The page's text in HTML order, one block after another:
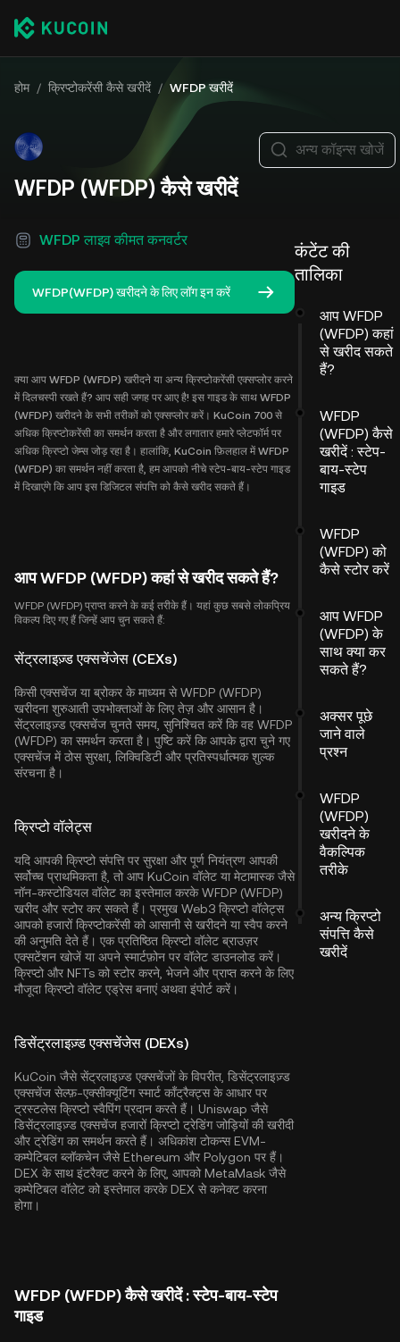
होम / क्रिप्टोकरेंसी कैसे खरीदें / WFDP खरीदें
WFDP (WFDP) कैसे खरीदें
WFDP लाइव कीमत कनवर्टर
WFDP(WFDP) खरीदने के लिए लॉग इन करें
क्या आप WFDP (WFDP) खरीदने या अन्य क्रिप्टोकरेंसी एक्सप्लोर करने
में दिलचस्पी रखते हैं? आप सही जगह पर आए है! इस गाइड के साथ WFDP
(WFDP) खरीदने के सभी तरीकों को एक्सप्लोर करें। KuCoin 700 से
अधिक क्रिप्टोकरेंसी का समर्थन करता है और लगातार हमारे प्लेटफॉर्म पर
अधिक क्रिप्टो जेम्स जोड़ रहा है। हालांकि, KuCoin फ़िलहाल में WFDP
(WFDP) का समर्थन नहीं करता है, हम आपको नीचे स्टेप-बाय-स्टेप गाइड
में दिखाएंगे कि आप इस डिजिटल संपत्ति को कैसे खरीद सकते हैं।
आप WFDP (WFDP) कहां से खरीद सकते हैं?
WFDP (WFDP) प्राप्त करने के कई तरीके हैं। यहां कुछ सबसे लोकप्रिय
विकल्प दिए गए हैं जिन्हें आप चुन सकते हैं:
सेंट्रलाइज़्ड एक्सचेंजेस (CEXs)
किसी एक्सचेंज या ब्रोकर के माध्यम से WFDP (WFDP)
खरीदना शुरुआती उपभोक्ताओं के लिए तेज़ और आसान है।
सेंट्रलाइज़्ड एक्सचेंज चुनते समय, सुनिश्चित करें कि वह WFDP
(WFDP) का समर्थन करता है। पुष्टि करें कि आपके द्वारा चुने गए
एक्सचेंज में ठोस सुरक्षा, लिक्विडिटी और प्रतिस्पर्धात्मक शुल्क
संरचना है।
क्रिप्टो वॉलेट्स
यदि आपकी क्रिप्टो संपत्ति पर सुरक्षा और पूर्ण नियंत्रण आपकी
सर्वोच्च प्राथमिकता है, तो आप KuCoin वॉलेट या मेटामास्क जैसे
नॉन-कस्टोडियल वॉलेट का इस्तेमाल करके WFDP (WFDP)
खरीद और स्टोर कर सकते हैं। प्रमुख Web3 क्रिप्टो वॉलेट्स
आपको हजारों क्रिप्टोकरेंसी को आसानी से खरीदने या स्वैप करने
की अनुमति देते हैं। एक प्रतिष्ठित क्रिप्टो वॉलेट ब्राउज़र
एक्सटेंशन खोजें या अपने स्मार्टफ़ोन पर वॉलेट डाउनलोड करें।
क्रिप्टो और NFTs को स्टोर करने, भेजने और प्राप्त करने के लिए
मौजूदा क्रिप्टो वॉलेट एड्रेस बनाएं अथवा इंपोर्ट करें।
डिसेंट्रलाइज़्ड एक्सचेंजेस (DEXs)
KuCoin जैसे सेंट्रलाइज़्ड एक्सचेंजों के विपरीत, डिसेंट्रलाइज़्ड
एक्सचेंज सेल्फ़-एक्सीक्यूटिंग स्मार्ट कॉंट्रैक्ट्स के आधार पर
ट्रस्टलेस क्रिप्टो स्वैपिंग प्रदान करते हैं। Uniswap जैसे
डिसेंट्रलाइज़्ड एक्सचेंज हजारों क्रिप्टो ट्रेडिंग जोड़ियों की खरीदी
और ट्रेडिंग का समर्थन करते हैं। अधिकांश टोकन्स EVM-
कम्पेटिबल ब्लॉकचेन जैसेEthereum और Polygon पर हैं।
DEX के साथ इंटरैक्ट करने के लिए, आपको MetaMask जैसे
कम्पेटिबल वॉलेट को इस्तेमाल करके DEX से कनेक्ट करना
होगा।
WFDP (WFDP) कैसे खरीदें : स्टेप-बाय-स्टेप
गाइड
अन्य कॉइन्स खोजें
कंटेंट की
तालिका
आप WFDP
(WFDP) कहां
से खरीद सकते
हैं?
WFDP
(WFDP) कैसे
खरीदें : स्टेप-
बाय-स्टेप
गाइड
WFDP
(WFDP) को
कैसे स्टोर करें
आप WFDP
(WFDP) के
साथ क्या कर
सकते हैं?
अक्सर पूछे
जाने वाले
प्रश्न
WFDP
(WFDP)
खरीदने के
वैकल्पिक
तरीके
अन्य क्रिप्टो
संपत्ति कैसे
खरीदें